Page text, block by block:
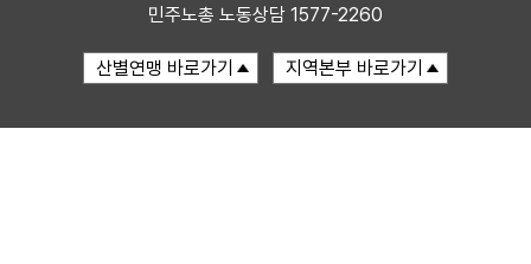
민주노총 노동상담 1577-2260